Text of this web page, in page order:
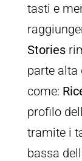
tasti e
Stories
parte alta
come:
profilo
tramite i
bassa